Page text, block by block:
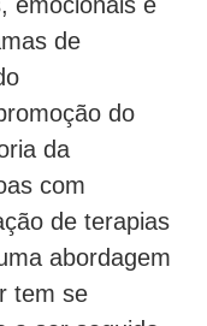
de
do
da
com
de terapias
abordagem
tem se